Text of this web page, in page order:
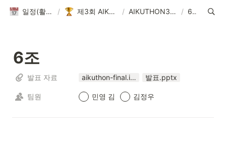
일정(활동 DB) / 제3회 AIKUTHON / AIKUTHON3 Result / 6조
6조
발표 자료 aikuthon-final.ipynb 발표.pptx
팀원 민영 김 김정우